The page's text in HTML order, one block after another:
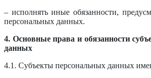
– исполнять иные обязанности,
персональных данных.
4. Основные права и обязанности
данных
4.1. Субъекты персональных данных